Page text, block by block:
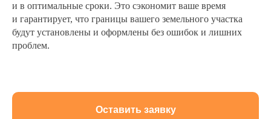
и в оптимальные сроки. Это сэкономит ваше время
и гарантирует, что границы вашего земельного участка
будут установлены и оформлены без ошибок и лишних
проблем.
Оставить заявку